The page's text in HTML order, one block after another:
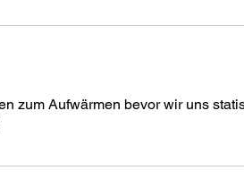
zum Aufwärmen bevor wir uns